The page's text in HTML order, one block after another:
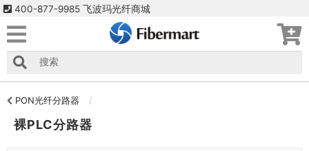
400-877-9985 飞波玛光纤商城
PON光纤分路器
裸PLC分路器